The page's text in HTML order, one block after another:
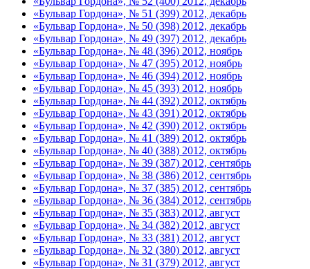
«Бульвар Гордона», № 51 (399) 2012, декабрь
«Бульвар Гордона», № 50 (398) 2012, декабрь
«Бульвар Гордона», № 49 (397) 2012, декабрь
«Бульвар Гордона», № 48 (396) 2012, ноябрь
«Бульвар Гордона», № 47 (395) 2012, ноябрь
«Бульвар Гордона», № 46 (394) 2012, ноябрь
«Бульвар Гордона», № 45 (393) 2012, ноябрь
«Бульвар Гордона», № 44 (392) 2012, октябрь
«Бульвар Гордона», № 43 (391) 2012, октябрь
«Бульвар Гордона», № 42 (390) 2012, октябрь
«Бульвар Гордона», № 41 (389) 2012, октябрь
«Бульвар Гордона», № 40 (388) 2012, октябрь
«Бульвар Гордона», № 39 (387) 2012, сентябрь
«Бульвар Гордона», № 38 (386) 2012, сентябрь
«Бульвар Гордона», № 37 (385) 2012, сентябрь
«Бульвар Гордона», № 36 (384) 2012, сентябрь
«Бульвар Гордона», № 35 (383) 2012, август
«Бульвар Гордона», № 34 (382) 2012, август
«Бульвар Гордона», № 33 (381) 2012, август
«Бульвар Гордона», № 32 (380) 2012, август
«Бульвар Гордона», № 31 (379) 2012, август